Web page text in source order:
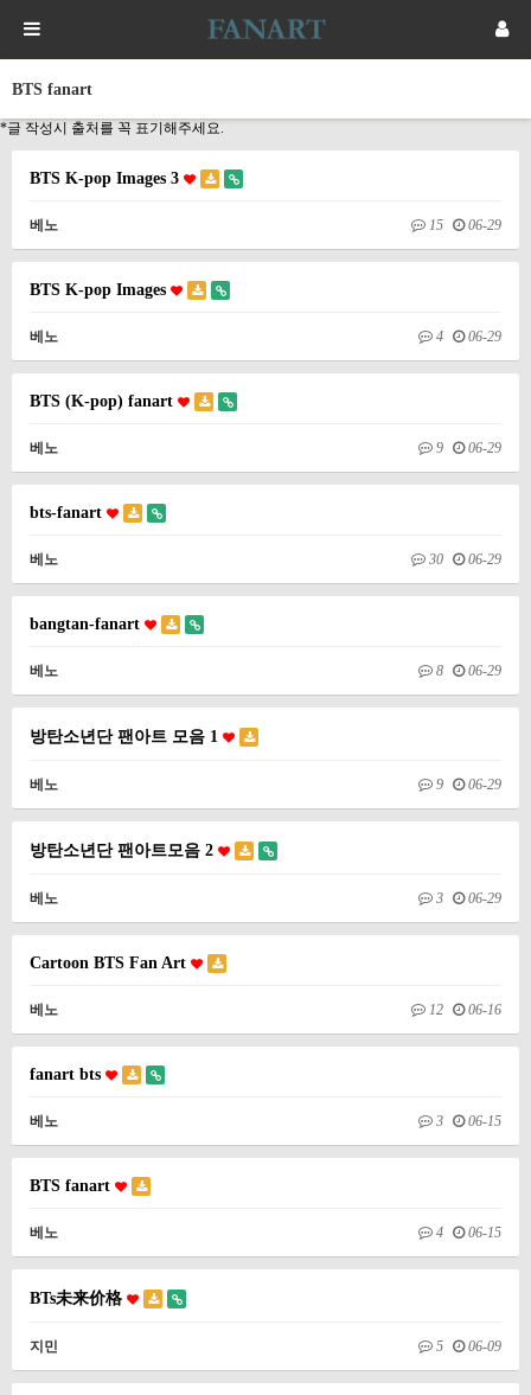
BTS fanart
*글 작성시 출처를 꼭 표기해주세요.
BTS K-pop Images 3
베노 15 06-29
BTS K-pop Images
베노 4 06-29
BTS (K-pop) fanart
베노 9 06-29
bts-fanart
베노 30 06-29
bangtan-fanart
베노 8 06-29
방탄소년단 팬아트 모음 1
베노 9 06-29
방탄소년단 팬아트모음 2
베노 3 06-29
Cartoon BTS Fan Art
베노 12 06-16
fanart bts
베노 3 06-15
BTS fanart
베노 4 06-15
BTs未来价格
지민 5 06-09